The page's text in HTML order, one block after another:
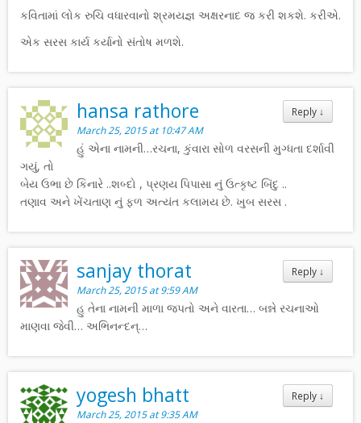
કવિતામાં લોક રુચિ વધારવાનો શ્રમયજ્ઞ અક્ષરનાદ જ કરી શકશે. કરીએ.
એક સરસ કાર્ય કર્યાનો સંતોષ મળશે.
Reply ↓
hansa rathore
March 25, 2015 at 10:47 AM
હું એના નામની…રચના, કુંવારા સોળ વરસની મુગ્ધતા દર્શાવી
ગયું, તો
બેય ઉભા છે કિનારે ..શબ્દો , પ્રણય પિપાસા નું ઉત્કૃષ્ટ બિંદુ ..
તણાવ અને ખેંચતાણ નું ફળ અત્યંત કલામય છે. ખુબ સરસ .
Reply ↓
sanjay thorat
March 25, 2015 at 9:59 AM
હુ તેના નામની માળા જપતો અને વારતા… બન્ને રચનાઓ
માણવા જેવી… અભિનન્દન્…
Reply ↓
yogesh bhatt
March 25, 2015 at 9:35 AM